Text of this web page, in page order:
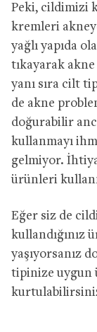
Peki, cildimizi
kremleri
yağlı yapıda
tıkayarak
yanı sıra cilt
de akne
doğurabilir
kullanmayı
gelmiyor.
ürünleri
Eğer siz de
kullandığınız
yaşıyorsanız
tipinize uygun